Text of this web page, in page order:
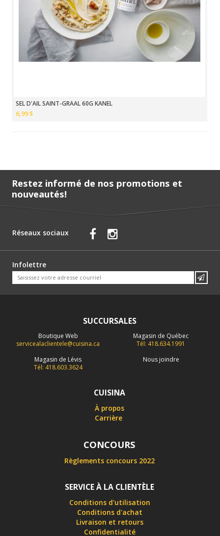
SEL D'AIL SAINT-GRAAL 60G KANEL
6,99 $
Restez informé de nos promotions et
nouveautés!
Réseaux sociaux
Infolettre
SUCCURSALES
Boutique Web
servicealaclientele@cuisina.ca
Magasin de Québec
Tél: 418.634.1991
Magasin de Lévis
Tél: 418.603.3624
Nous joindre
CUISINA
À propos
Carrière
CONCOURS
Règlements concours 2022
SERVICE À LA CLIENTÈLE
Conditions d'utilisation
Conditions d'achat
Livraison et retours
Confidentialité